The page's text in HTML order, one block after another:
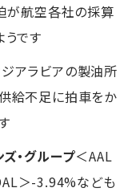
が航空各社の採算
です
アラビアの製油所
給不足に拍車をか
ズ・グループ＜AAL
＞-3.94%なども